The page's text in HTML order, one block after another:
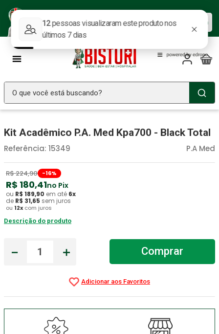
ofertas.
Baixar agora
O que você está buscando?
Kit Acadêmico P.A. Med Kpa700 - Black Total
P.A Med
Referência: 15349
R$224,90 -16%
R$ 180,41no Pix
ou R$ 189,90 em até 6x
de R$ 31,65 sem juros
ou 12x com juros
Descrição do produto
＋
－ Comprar
1º Seringa Insulina
2º Fralda Geriatrica
Luva Latex
4º Estetoscopio Littmann
5 º Aparelho Pressão
6º Littmann
Gaze Esteril